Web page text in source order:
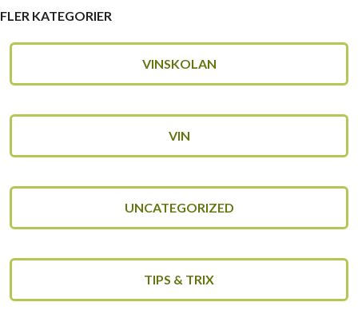
FLER KATEGORIER
VINSKOLAN
VIN
UNCATEGORIZED
TIPS & TRIX